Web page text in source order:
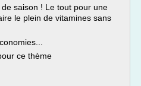
saison ! Le tout pour une
le plein de vitamines sans
ce thème